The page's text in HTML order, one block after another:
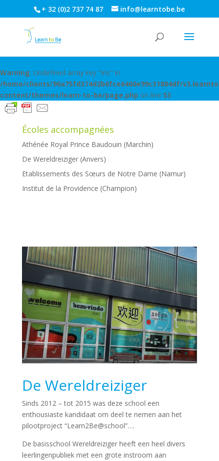
+ 32 (0)2 737 74 87 info@learntobe.be
Warning: Undefined array key "ins" in
/home/clients/96a75fd374d2b6fce6460e99c31884df/
content/themes/learn-to-be/page.php on line 53
Écoles accompagnées
Athénée Royal Prince Baudouin (Marchin)
De Wereldreiziger (Anvers)
Etablissements des Sœurs de Notre Dame (Namur)
Institut de la Providence (Champion)
De Wereldreiziger
Sinds 2012 – tot 2015 was deze school een
enthousiaste kandidaat om deel te nemen aan het
pilootproject “Learn2Be@school”….
De basisschool Wereldreiziger heeft een heel divers
leerlingenpubliek met een grote instroom aan